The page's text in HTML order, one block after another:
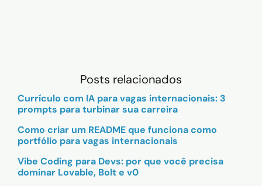
Posts relacionados
Currículo com IA para vagas internacionais: 3
prompts para turbinar sua carreira
Como criar um README que funciona como
portfólio para vagas internacionais
Vibe Coding para Devs: por que você precisa
dominar Lovable, Bolt e v0